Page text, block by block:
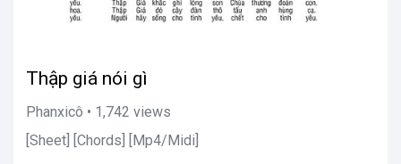
Thập giá nói gì
Phanxicô • 1,742 views
[Sheet] [Chords] [Mp4/Midi]